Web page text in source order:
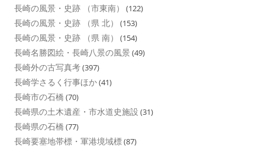
長崎の風景・史跡 （市東南） (122)
長崎の風景・史跡 （県 北） (153)
長崎の風景・史跡 （県 南） (154)
長崎名勝図絵・長崎八景の風景 (49)
長崎外の古写真考(397)
長崎学さるく行事ほか(41)
長崎市の石橋 (70)
長崎県の土木遺産・市水道史施設 (31)
長崎県の石橋 (77)
長崎要塞地帯標・軍港境域標(87)